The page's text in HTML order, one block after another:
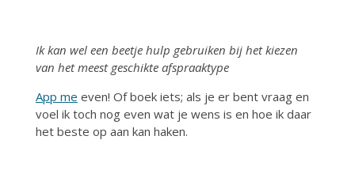
Ik kan wel een beetje hulp gebruiken bij het kiezen
van het meest geschikte afspraaktype
App me even! Of boek iets; als je er bent vraag en
voel ik toch nog even wat je wens is en hoe ik daar
het beste op aan kan haken.